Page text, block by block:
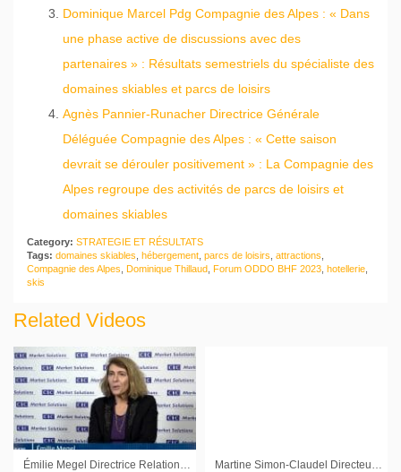
Dominique Marcel Pdg Compagnie des Alpes : « Dans
une phase active de discussions avec des
partenaires » : Résultats semestriels du spécialiste des
domaines skiables et parcs de loisirs
Agnès Pannier-Runacher Directrice Générale
Déléguée Compagnie des Alpes : « Cette saison
devrait se dérouler positivement » : La Compagnie des
Alpes regroupe des activités de parcs de loisirs et
domaines skiables
Category: STRATEGIE ET RÉSULTATS
Tags: domaines skiables hébergement parcs de loisirs attractions
Compagnie des Alpes Dominique Thillaud Forum ODDO BHF 2023 hotellerie
skis
Related Videos
Émilie Megel Directrice Relations investisseurs Believe : « La musique est un segment en croissance » Martine Simon-Claudel Directeur général délégué UFF